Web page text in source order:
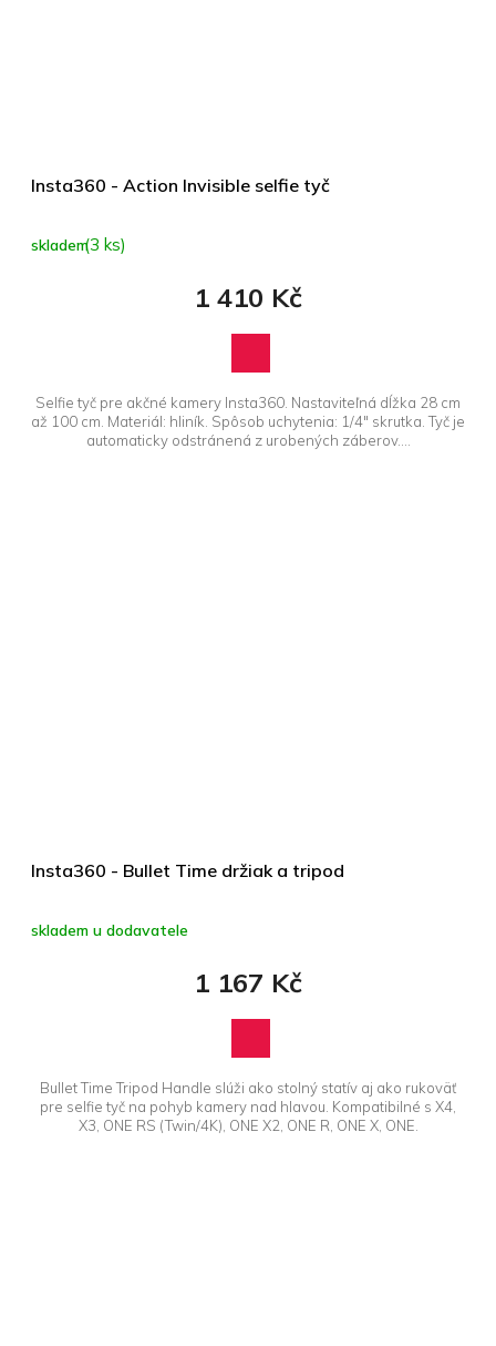
Insta360 - Action Invisible selfie tyč
skladem(3 ks)
1 410 Kč
Selfie tyč pre akčné kamery Insta360. Nastaviteľná dĺžka 28 cm
až 100 cm. Materiál: hliník. Spôsob uchytenia: 1/4" skrutka. Tyč je
automaticky odstránená z urobených záberov....
Insta360 - Bullet Time držiak a tripod
skladem u dodavatele
1 167 Kč
Bullet Time Tripod Handle slúži ako stolný statív aj ako rukoväť
pre selfie tyč na pohyb kamery nad hlavou. Kompatibilné s X4,
X3, ONE RS (Twin/4K), ONE X2, ONE R, ONE X, ONE.